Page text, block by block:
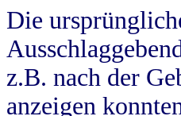
Die
z.B. nach der
anzeigen